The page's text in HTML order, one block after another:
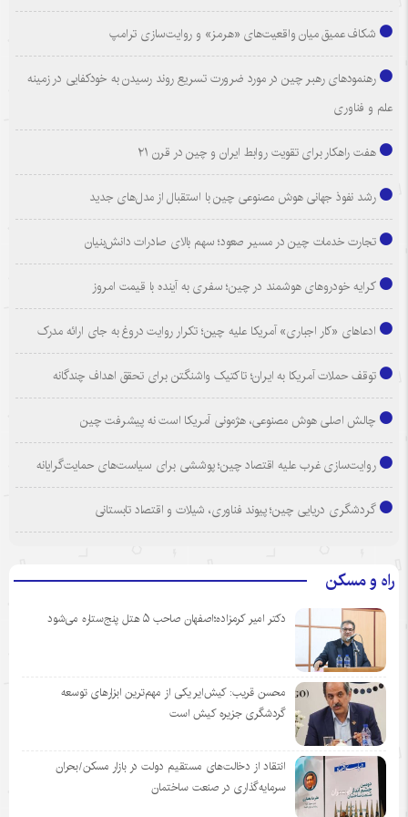
شکاف عمیق میان واقعیت‌های «هرمز» و روایت‌سازی ترامپ
رهنمودهای رهبر چین در مورد ضرورت تسریع روند رسیدن به خودکفایی در زمینه
علم و فناوری
هفت راهکار برای تقویت روابط ایران و چین در قرن ۲۱
رشد نفوذ جهانی هوش مصنوعی چین با استقبال از مدل‌های جدید
تجارت خدمات چین در مسیر صعود؛ سهم بالای صادرات دانش‌بنیان
کرایه خودروهای هوشمند در چین؛ سفری به آینده با قیمت امروز
ادعاهای «کار اجباری» آمریکا علیه چین؛ تکرار روایت دروغ به جای ارائه مدرک
توقف حملات آمریکا به ایران؛ تاکتیک واشنگتن برای تحقق اهداف چندگانه
چالش اصلی هوش مصنوعی، هژمونی آمریکا است نه پیشرفت چین
روایت‌سازی غرب علیه اقتصاد چین؛ پوششی برای سیاست‌های حمایت‌گرایانه
گردشگری دریایی چین؛ پیوند فناوری، شیلات و اقتصاد تابستانی
راه و مسکن
دکتر امیر کرمزاده؛اصفهان صاحب ۵ هتل پنج‌ستاره می‌شود
محسن قریب: کیش‌ایر یکی از مهم‌ترین ابزارهای توسعه
گردشگری جزیره کیش است
انتقاد از دخالت‌های مستقیم دولت در بازار مسکن/بحران
سرمایه‌گذاری در صنعت ساختمان